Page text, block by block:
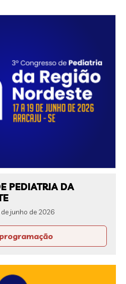
PEDIATRIA DA
junho de 2026